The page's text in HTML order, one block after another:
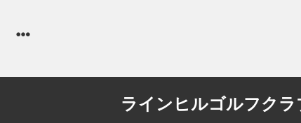
ラインヒルゴルフクラ